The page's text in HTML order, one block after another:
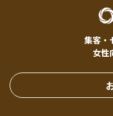
集客・
女性